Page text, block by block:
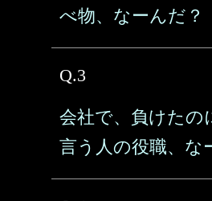
べ物、なーんだ？
Q.3
会社で、負けたの
言う人の役職、な